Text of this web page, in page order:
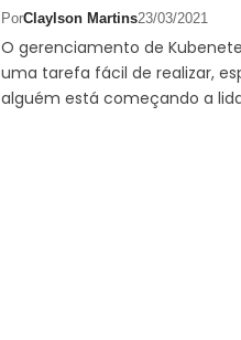
PorClaylson Martins23/03/2021
O gerenciamento de
uma tarefa fácil de realizar,
alguém está começando a